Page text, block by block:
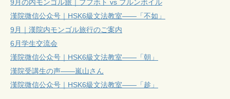
9月の内モンゴル旅｜フフホト vs フルンボイル
漢院微信公众号｜HSK6級文法教室——「不如」
9月｜漢院内モンゴル旅行のご案内
6月学生交流会
漢院微信公众号｜HSK6級文法教室——「朝」
漢院受講生の声——嵐山さん
漢院微信公众号｜HSK6級文法教室——「趁」